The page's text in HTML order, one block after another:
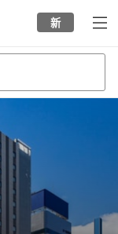
新